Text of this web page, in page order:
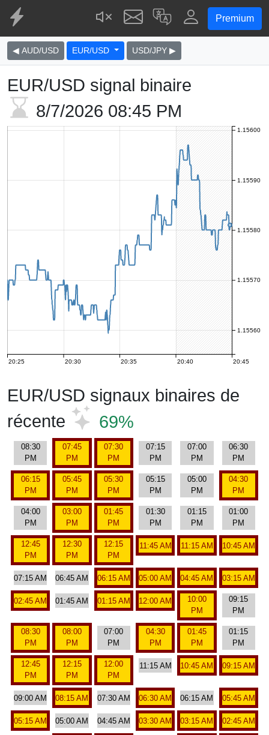
Premium
◀ AUD/USD EUR/USD USD/JPY ▶
EUR/USD signal binaire
8/7/2026 08:45 PM
20:25 20:30 20:35 20:40 20:45
1.15560
1.15570
1.15580
1.15590
1.15600
EUR/USD signaux binaires de
récente
69%
08:30
PM
07:45
PM
07:30
PM
07:15
PM
07:00
PM
06:30
PM
06:15
PM
05:45
PM
05:30
PM
05:15
PM
05:00
PM
04:30
PM
04:00
PM
03:00
PM
01:45
PM
01:30
PM
01:15
PM
01:00
PM
12:45
PM
12:30
PM
12:15
PM
11:45 AM 11:15 AM 10:45 AM
07:15 AM 06:45 AM 06:15 AM 05:00 AM 04:45 AM 03:15 AM
02:45 AM 01:45 AM 01:15 AM 12:00 AM
10:00
PM
09:15
PM
08:30
PM
08:00
PM
07:00
PM
04:30
PM
01:45
PM
01:15
PM
12:45
PM
12:15
PM
12:00
PM
11:15 AM 10:45 AM 09:15 AM
09:00 AM 08:15 AM 07:30 AM 06:30 AM 06:15 AM 05:45 AM
05:15 AM 05:00 AM 04:45 AM 03:30 AM 03:15 AM 02:45 AM